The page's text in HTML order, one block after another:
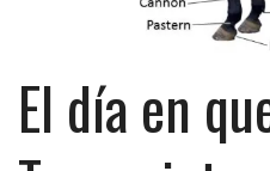
El día en